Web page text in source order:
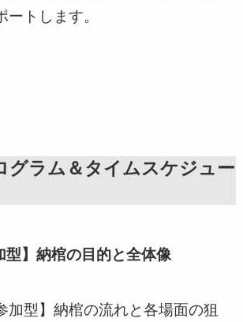
トします。
グラム＆タイムスケジュー
型】納棺の目的と全体像
型】納棺の流れと各場面の狙